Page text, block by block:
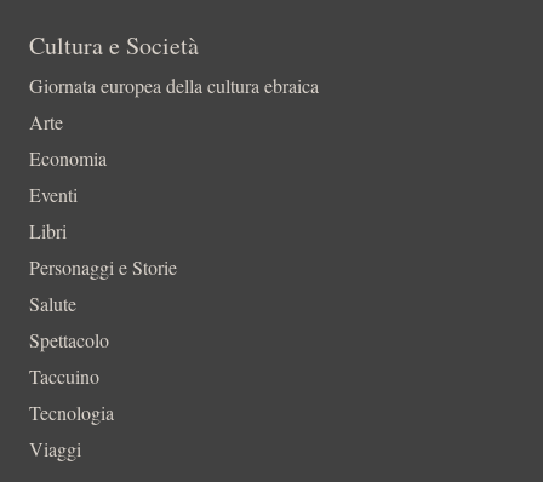
Cultura e Società
Giornata europea della cultura ebraica
Arte
Economia
Eventi
Libri
Personaggi e Storie
Salute
Spettacolo
Taccuino
Tecnologia
Viaggi